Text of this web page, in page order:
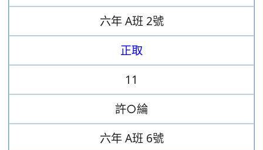
六年 A班 2號
正取
11
許○綸
六年 A班 6號